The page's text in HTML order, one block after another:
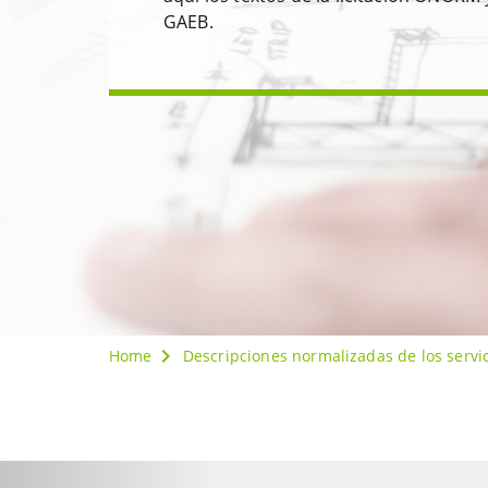
GAEB.
Home Descripciones normalizadas de los